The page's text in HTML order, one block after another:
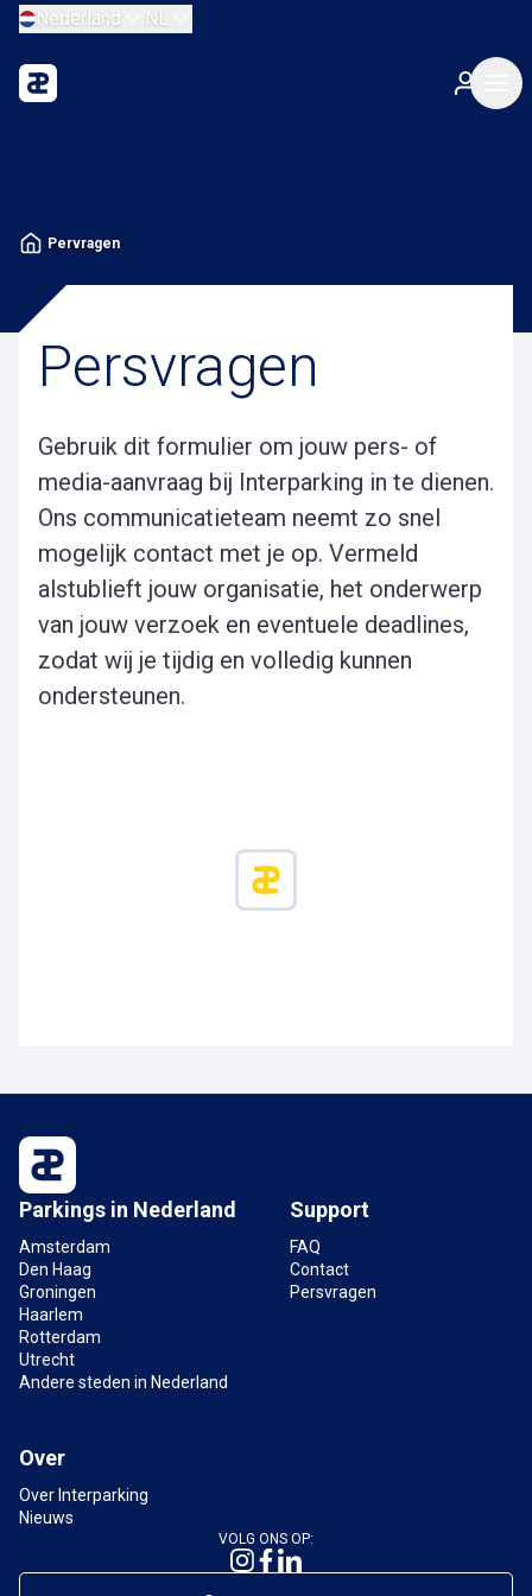
Nederland NL
Pervragen
Persvragen
Gebruik dit formulier om jouw pers- of
media-aanvraag bij Interparking in te dienen.
Ons communicatieteam neemt zo snel
mogelijk contact met je op. Vermeld
alstublieft jouw organisatie, het onderwerp
van jouw verzoek en eventuele deadlines,
zodat wij je tijdig en volledig kunnen
ondersteunen.
Parkings in Nederland
Amsterdam
Den Haag
Groningen
Haarlem
Rotterdam
Utrecht
Andere steden in Nederland
Support
FAQ
Contact
Persvragen
Over
Over Interparking
Nieuws
VOLG ONS OP: